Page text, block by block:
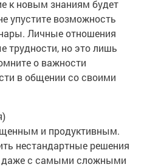
к новым знаниям будет
упустите возможность
Личные отношения
трудности, но это лишь
о важности
в общении со своими
и продуктивным.
нестандартные решения
даже с самыми сложными